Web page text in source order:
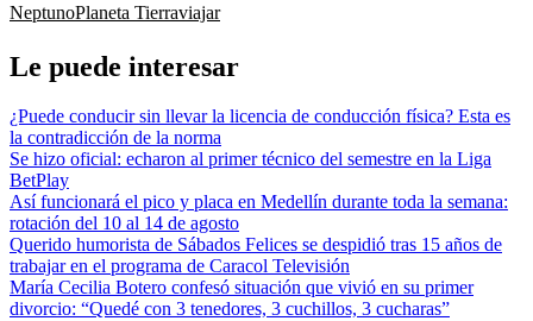
NeptunoPlaneta Tierraviajar
Le puede interesar
¿Puede conducir sin llevar la licencia de conducción física? Esta es
la contradicción de la norma
Se hizo oficial: echaron al primer técnico del semestre en la Liga
BetPlay
Así funcionará el pico y placa en Medellín durante toda la semana:
rotación del 10 al 14 de agosto
Querido humorista de Sábados Felices se despidió tras 15 años de
trabajar en el programa de Caracol Televisión
María Cecilia Botero confesó situación que vivió en su primer
divorcio: “Quedé con 3 tenedores, 3 cuchillos, 3 cucharas”